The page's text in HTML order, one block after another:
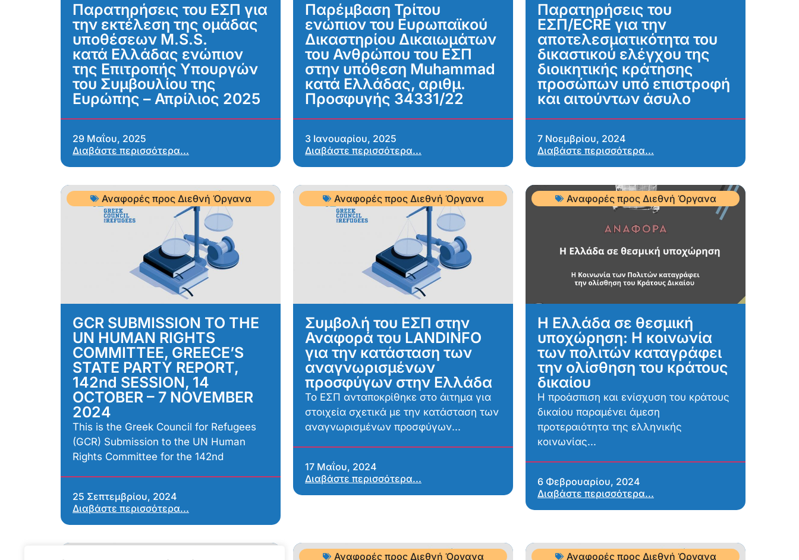
Παρατηρήσεις του ΕΣΠ για
την εκτέλεση της ομάδας
υποθέσεων M.S.S.
κατά Ελλάδας ενώπιον
της Επιτροπής Υπουργών
του Συμβουλίου της
Ευρώπης – Απρίλιος 2025
29 Μαΐου, 2025
Διαβάστε περισσότερα...
Παρέμβαση Τρίτου
ενώπιον του Ευρωπαϊκού
Δικαστηρίου Δικαιωμάτων
του Ανθρώπου του ΕΣΠ
στην υπόθεση Muhammad
κατά Ελλάδας, αριθμ.
Προσφυγής 34331/22
3 Ιανουαρίου, 2025
Διαβάστε περισσότερα...
Παρατηρήσεις του
ΕΣΠ/ECRE για την
αποτελεσματικότητα του
δικαστικού ελέγχου της
διοικητικής κράτησης
προσώπων υπό επιστροφή
και αιτούντων άσυλο
7 Νοεμβρίου, 2024
Διαβάστε περισσότερα...
Αναφορές προς Διεθνή Όργανα
GCR SUBMISSION TO THE
UN HUMAN RIGHTS
COMMITTEE, GREECE’S
STATE PARTY REPORT,
142nd SESSION, 14
OCTOBER – 7 NOVEMBER
2024
This is the Greek Council for Refugees
(GCR) Submission to the UN Human
Rights Committee for the 142nd
25 Σεπτεμβρίου, 2024
Διαβάστε περισσότερα...
Αναφορές προς Διεθνή Όργανα
Συμβολή του ΕΣΠ στην
Αναφορά του LANDINFO
για την κατάσταση των
αναγνωρισμένων
προσφύγων στην Ελλάδα
Το ΕΣΠ ανταποκρίθηκε στο άιτημα για
στοιχεία σχετικά με την κατάσταση των
αναγνωρισμένων προσφύγων...
17 Μαΐου, 2024
Διαβάστε περισσότερα...
Αναφορές προς Διεθνή Όργανα
Η Ελλάδα σε θεσμική
υποχώρηση: Η κοινωνία
των πολιτών καταγράφει
την ολίσθηση του κράτους
δικαίου
Η προάσπιση και ενίσχυση του κράτους
δικαίου παραμένει άμεση
προτεραιότητα της ελληνικής
κοινωνίας...
6 Φεβρουαρίου, 2024
Διαβάστε περισσότερα...
Αναφορές προς Διεθνή Όργανα Αναφορές προς Διεθνή Όργανα Αναφορές προς Διεθνή Όργανα